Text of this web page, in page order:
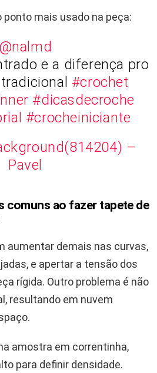
mais usado na peça:
@nalmd
e a diferença pro
#crochet
#dicasdecroche
#crocheiniciante
–
Pavel
comuns ao fazer tapete de
aumentar demais nas curvas,
e apertar a tensão dos
rígida. Outro problema é não
resultando em nuvem
amostra em correntinha,
para definir densidade.